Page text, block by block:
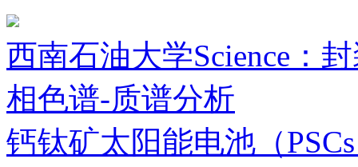
西南石油大学Science：
相色谱-质谱分析
钙钛矿太阳能电池（